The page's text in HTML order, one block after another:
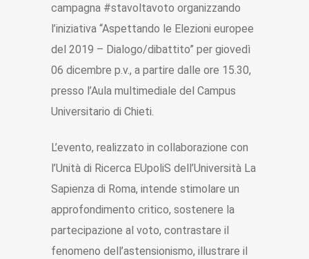
campagna #stavoltavoto organizzando
l’iniziativa “Aspettando le Elezioni europee
del 2019 – Dialogo/dibattito” per giovedì
06 dicembre p.v., a partire dalle ore 15.30,
presso l’Aula multimediale del Campus
Universitario di Chieti.
L’evento, realizzato in collaborazione con
l’Unità di Ricerca EUpoliS dell’Università La
Sapienza di Roma, intende stimolare un
approfondimento critico, sostenere la
partecipazione al voto, contrastare il
fenomeno dell’astensionismo, illustrare il